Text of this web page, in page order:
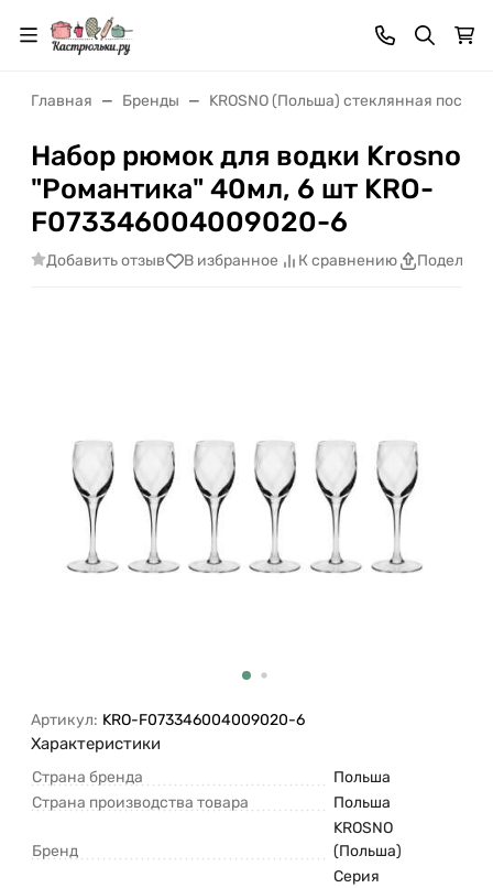
Главная Бренды KROSNO (Польша) стеклянная посуда
Набор рюмок для водки Krosno
"Романтика" 40мл, 6 шт KRO-
F073346004009020-6
Добавить отзыв В избранное К сравнению
Артикул: KRO-F073346004009020-6
Характеристики
Страна бренда
Польша
Страна производства товара
Польша
Бренд
KROSNO
(Польша)
Серия